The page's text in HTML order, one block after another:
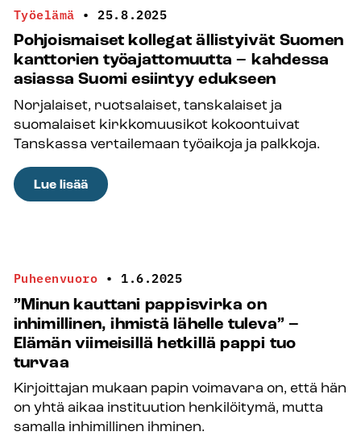
työperäinen
maastamuutto
eilen
ja
tänään
Työelämä • 25.8.2025
Pohjoismaiset kollegat ällistyivät Suomen
kanttorien työajattomuutta – kahdessa
asiassa Suomi esiintyy edukseen
Norjalaiset, ruotsalaiset, tanskalaiset ja
suomalaiset kirkkomuusikot kokoontuivat
Tanskassa vertailemaan työaikoja ja palkkoja.
Lue lisää:
Pohjoismaiset
kanttorien
työajattomuutta
–
kahdessa
Suomi
esiintyy
edukseen
Puheenvuoro • 1.6.2025
”Minun kauttani pappisvirka on
inhimillinen, ihmistä lähelle tuleva” –
Elämän viimeisillä hetkillä pappi tuo
turvaa
Kirjoittajan mukaan papin voimavara on, että hän
on yhtä aikaa instituution henkilöitymä, mutta
samalla inhimillinen ihminen.